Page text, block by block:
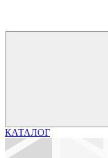
КАТАЛОГ